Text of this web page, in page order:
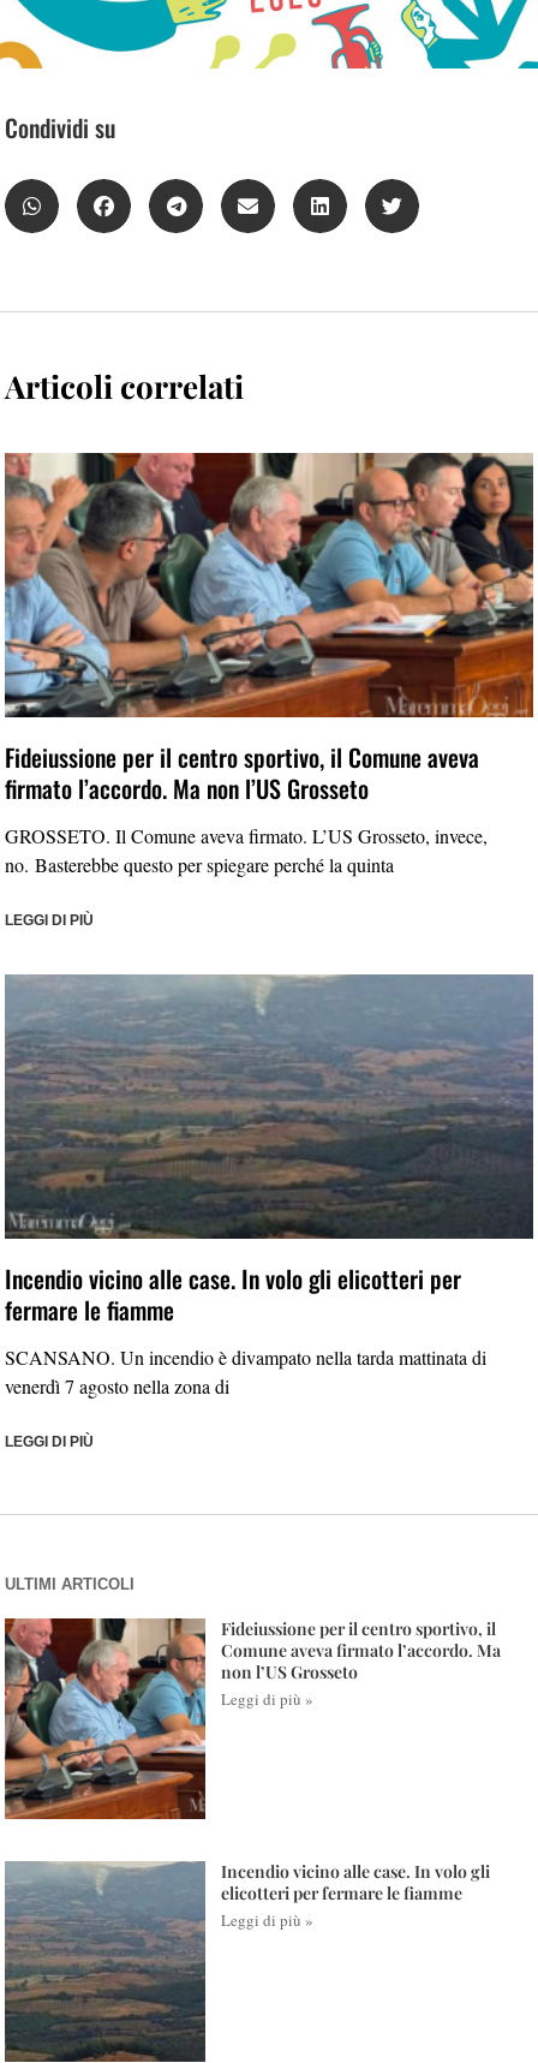
Condividi su
Articoli correlati
Fideiussione per il centro sportivo, il Comune aveva
firmato l’accordo. Ma non l’US Grosseto
GROSSETO. Il Comune aveva firmato. L’US Grosseto, invece,
no. Basterebbe questo per spiegare perché la quinta
LEGGI DI PIÙ
Incendio vicino alle case. In volo gli elicotteri per
fermare le fiamme
SCANSANO. Un incendio è divampato nella tarda mattinata di
venerdì 7 agosto nella zona di
LEGGI DI PIÙ
ULTIMI ARTICOLI
Fideiussione per il centro sportivo, il
Comune aveva firmato l’accordo. Ma
non l’US Grosseto
Leggi di più »
Incendio vicino alle case. In volo gli
elicotteri per fermare le fiamme
Leggi di più »